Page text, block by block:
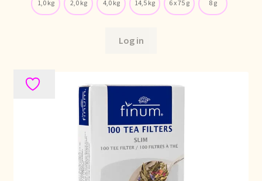
Onze visie op thee
Ordering and delivery time
Organic certificates
Our vision on tea
1,0 kg 2,0 kg 4,0 kg 14,5 kg 6 x 75 g 8 g
Log in